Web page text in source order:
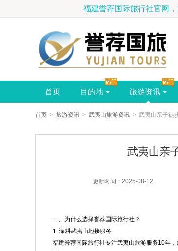
福建誉
首页 目的地 旅游资讯
首页 > 旅游资讯 > 武夷山旅游资讯 > 武夷山亲子徒
武夷山亲
更新时间：2025-08-12
一、为什么选择誉荐国际旅行社？
1. 深耕武夷山地接服务
福建誉荐国际旅行社专注武夷山旅游服务10年